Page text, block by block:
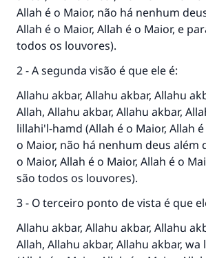
Allah é o Maior, não há nenhum
Allah é o Maior, Allah é o Maior, e
todos os louvores).
2 - A segunda visão é que ele é:
Allahu akbar, Allahu akbar, Allahu
Allah, Allahu akbar, Allahu akbar,
lillahi'l-hamd (Allah é o Maior, Allah
o Maior, não há nenhum deus além
o Maior, Allah é o Maior, Allah é o
são todos os louvores).
3 - O terceiro ponto de vista é que
Allahu akbar, Allahu akbar, Allahu
Allah, Allahu akbar, Allahu akbar,
O Profeta ﷺ disse,
"Quem quer que incentive
que é bom receberá a mesma
que aqueles que o
(MUSLIM, 1893)
CONTRIBUIR